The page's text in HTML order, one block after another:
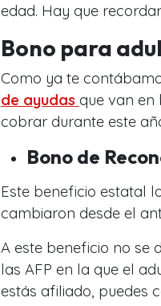
edad. Hay que
Bono para
Como ya te
de ayudas que van en
cobrar durante este
Bono de
Este beneficio estatal
cambiaron desde el
A este beneficio no se
las AFP en la que el
estás afiliado, puedes